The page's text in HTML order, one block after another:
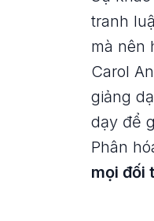
tranh
mà nên
Carol
giảng
dạy để
Phân
mọi đối